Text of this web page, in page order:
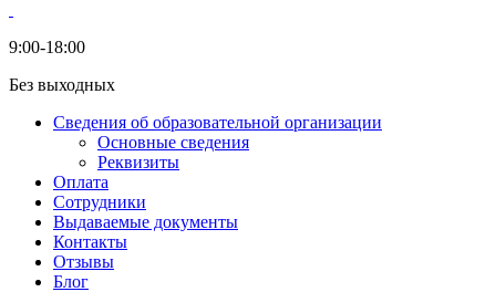
9:00-18:00
Без выходных
Сведения об образовательной организации
Основные сведения
Реквизиты
Оплата
Сотрудники
Выдаваемые документы
Контакты
Отзывы
Блог